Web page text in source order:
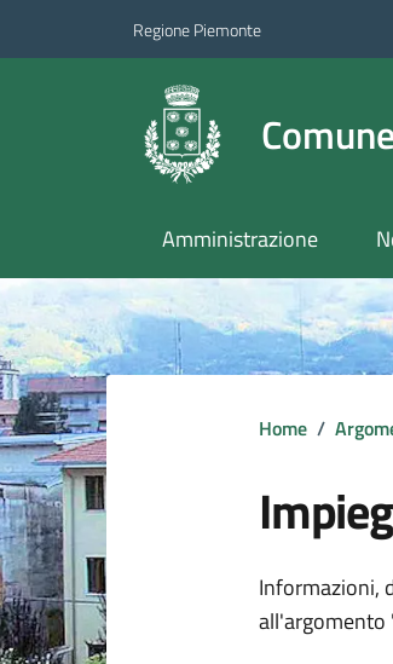
Regione Piemonte
Amministrazione
Home /
Informazioni,
all'argomento '